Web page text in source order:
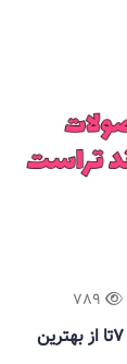
789
قیافه خوب با پوست خوب شدنیه | 7تا از بهترین